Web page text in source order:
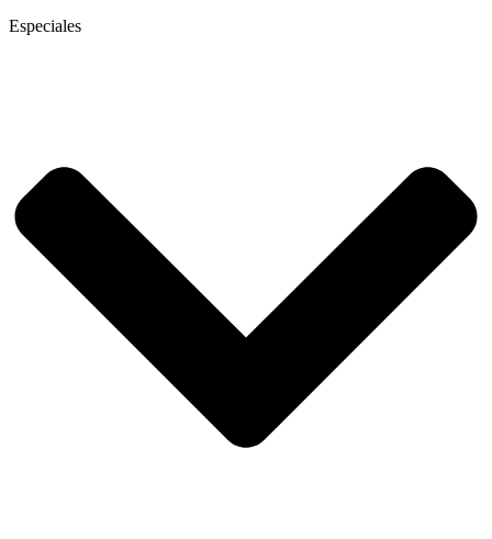
Especiales